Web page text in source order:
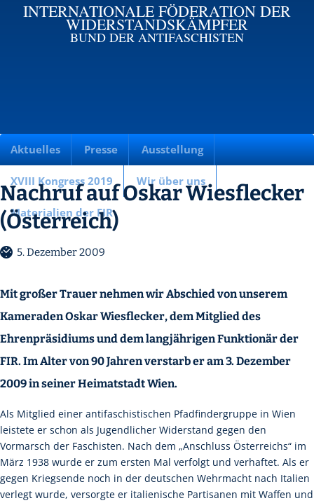
INTERNATIONALE FÖDERATION DER
WIDERSTANDSKÄMPFER
BUND DER ANTIFASCHISTEN
Aktuelles Presse Ausstellung
XVIII Kongress 2019 Wir über uns
Materialien der FIR
Nachruf auf Oskar Wiesflecker
(Österreich)
5. Dezember 2009
Mit großer Trauer nehmen wir Abschied von unserem
Kameraden Oskar Wiesflecker, dem Mitglied des
Ehrenpräsidiums und dem langjährigen Funktionär der
FIR. Im Alter von 90 Jahren verstarb er am 3. Dezember
2009 in seiner Heimatstadt Wien.
Als Mitglied einer antifaschistischen Pfadfindergruppe in Wien
leistete er schon als Jugendlicher Widerstand gegen den
Vormarsch der Faschisten. Nach dem „Anschluss Österreichs“ im
März 1938 wurde er zum ersten Mal verfolgt und verhaftet. Als er
gegen Kriegsende noch in der deutschen Wehrmacht nach Italien
verlegt wurde, versorgte er italienische Partisanen mit Waffen und